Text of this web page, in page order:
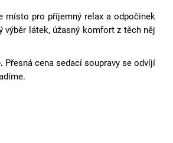
místo pro příjemný relax a odpočinek
výběr látek, úžasný komfort z těch něj
Přesná cena sedací soupravy se odvíjí